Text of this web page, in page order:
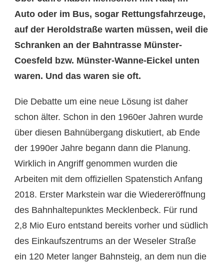
HEROLDSTRASSE I
N M
Auto oder im Bus, sogar Rettungsfahrzeuge,
auf der Heroldstraße warten müssen, weil die
Schranken an der Bahntrasse Münster-
Coesfeld bzw. Münster-Wanne-Eickel unten
waren. Und das waren sie oft.
Die Debatte um eine neue Lösung ist daher
schon älter. Schon in den 1960er Jahren wurde
über diesen Bahnübergang diskutiert, ab Ende
der 1990er Jahre begann dann die Planung.
Wirklich in Angriff genommen wurden die
Arbeiten mit dem offiziellen Spatenstich Anfang
2018. Erster Markstein war die Wiedereröffnung
des Bahnhaltepunktes Mecklenbeck. Für rund
2,8 Mio Euro entstand bereits vorher und südlich
des Einkaufszentrums an der Weseler Straße
ein 120 Meter langer Bahnsteig, an dem nun die